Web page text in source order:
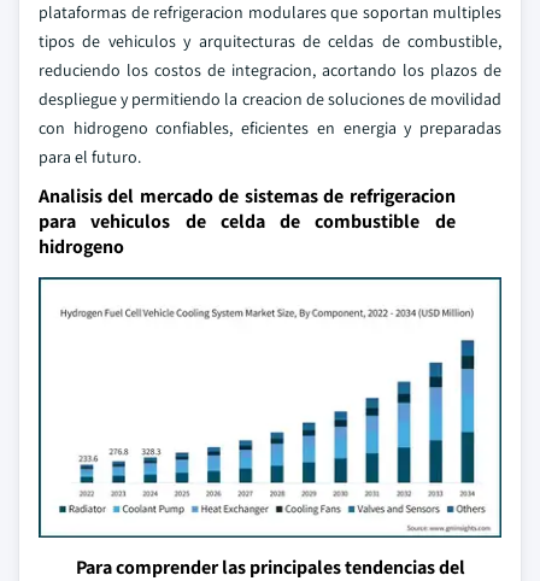
plataformas de refrigeracion modulares que soportan multiples
tipos de vehiculos y arquitecturas de celdas de combustible,
reduciendo los costos de integracion, acortando los plazos de
despliegue y permitiendo la creacion de soluciones de movilidad
con hidrogeno confiables, eficientes en energia y preparadas
para el futuro.
Analisis del mercado de sistemas de refrigeracion
para vehiculos de celda de combustible de
hidrogeno
Para comprender las principales tendencias del